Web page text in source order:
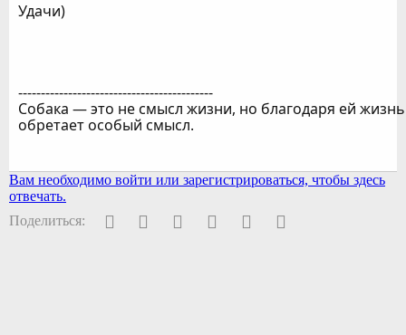
Удачи)
-------------------------------------------
Собака — это не смысл жизни, но благодаря ей жизнь
обретает особый смысл.
Вам необходимо войти или зарегистрироваться, чтобы здесь
отвечать.
Поделиться:
FacebookTwitter PinterestWhatsAppЭлектронная почта